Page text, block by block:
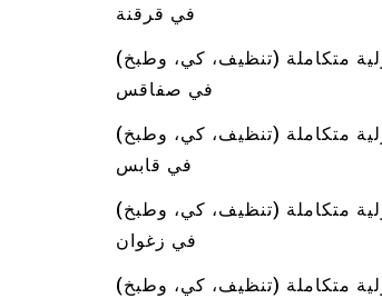
في قرقنة
متكاملة (تنظيف، كي، وطبخ)
في صفاقس
متكاملة (تنظيف، كي، وطبخ)
في قابس
متكاملة (تنظيف، كي، وطبخ)
في زغوان
متكاملة (تنظيف، كي، وطبخ)